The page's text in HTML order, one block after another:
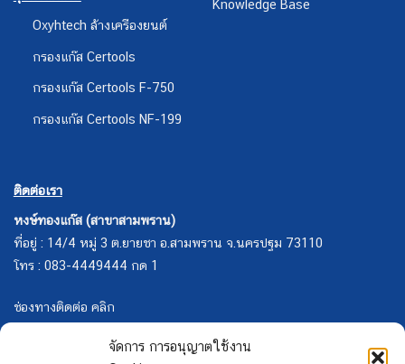
จัดการ การอนุญาตใช้งาน
Oxyhtech ล้างเครืองยนต์
กรองแก๊ส Certools
กรองแก๊ส Certools F-750
กรองแก๊ส Certools NF-199
Knowledge Base
ติดต่อเรา
หงษ์ทองแก๊ส (สาขาสามพราน)
ที่อยู่ : 14/4 หมู่ 3 ต.ยายชา อ.สามพราน จ.นครปฐม 73110
โทร : 083-4449444 กด 1
ช่องทางติดต่อ คลิก